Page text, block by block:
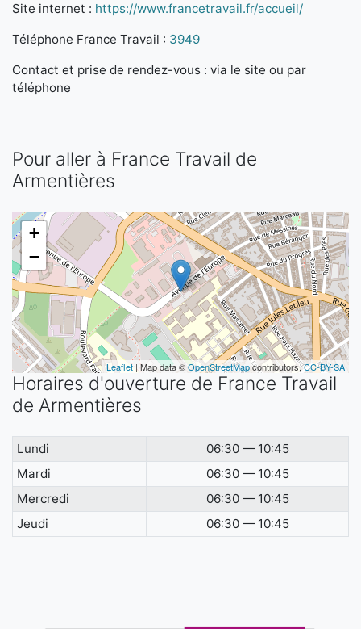
Site internet : https://www.francetravail.fr/accueil/
Téléphone France Travail : 3949
Contact et prise de rendez-vous : via le site ou par
téléphone
Pour aller à France Travail de
Armentières
+
−
Leaflet| Map data ©OpenStreetMapcontributors,CC-BY-SA
Horaires d'ouverture de France Travail
de Armentières
Lundi
06:30 — 10:45
Mardi
06:30 — 10:45
Mercredi
06:30 — 10:45
Jeudi
06:30 — 10:45